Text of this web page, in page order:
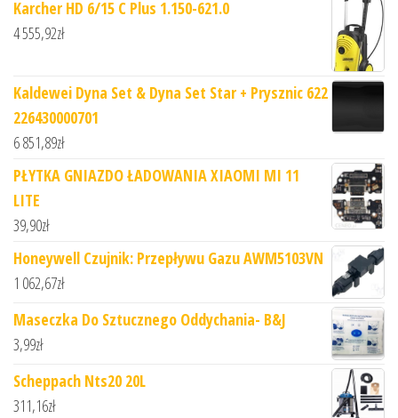
Karcher HD 6/15 C Plus 1.150-621.0
4 555,92zł
Kaldewei Dyna Set & Dyna Set Star + Prysznic 622
226430000701
6 851,89zł
PŁYTKA GNIAZDO ŁADOWANIA XIAOMI MI 11
LITE
39,90zł
Honeywell Czujnik: Przepływu Gazu AWM5103VN
1 062,67zł
Maseczka Do Sztucznego Oddychania- B&J
3,99zł
Scheppach Nts20 20L
311,16zł